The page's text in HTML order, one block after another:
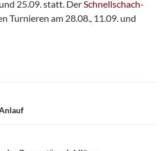
25.09. statt. DerSchnellschach-
Turnieren am 28.08., 11.09. und